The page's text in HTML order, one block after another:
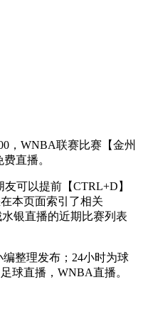
，WNBA联赛比赛【金州
直播。
可以提前【CTRL+D】
本页面索引了相关
银直播的近期比赛列表
整理发布；24小时为球
球直播，WNBA直播。